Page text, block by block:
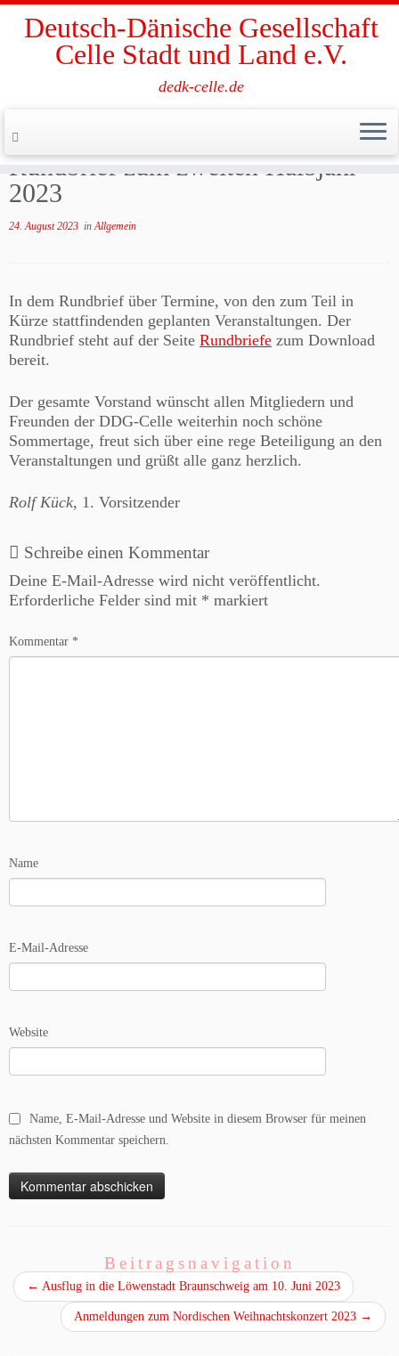
springen
Deutsch-Dänische Gesellschaft
Celle Stadt und Land e.V.
dedk-celle.de
Rundbrief zum zweiten Halbjahr
2023
24. August 2023 inAllgemein
In dem Rundbrief über Termine, von den zum Teil in
Kürze stattfindenden geplanten Veranstaltungen. Der
Rundbrief steht auf der Seite Rundbriefe zum Download
bereit.
Der gesamte Vorstand wünscht allen Mitgliedern und
Freunden der DDG-Celle weiterhin noch schöne
Sommertage, freut sich über eine rege Beteiligung an den
Veranstaltungen und grüßt alle ganz herzlich.
Rolf Kück, 1. Vorsitzender
Schreibe einen Kommentar
Deine E-Mail-Adresse wird nicht veröffentlicht.
Erforderliche Felder sind mit * markiert
Kommentar *
Name
E-Mail-Adresse
Website
Name, E-Mail-Adresse und Website in diesem Browser für meinen
nächsten Kommentar speichern.
Beitragsnavigation
← Ausflug in die Löwenstadt Braunschweig am 10. Juni 2023
Anmeldungen zum Nordischen Weihnachtskonzert 2023 →